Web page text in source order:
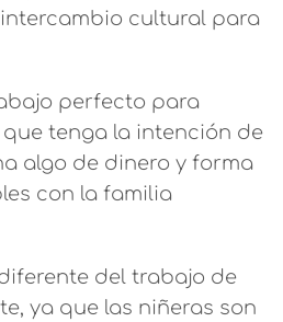
cultural para
perfecto para
tenga la intención de
algo de dinero y forma
con la familia
del trabajo de
ya que las niñeras son